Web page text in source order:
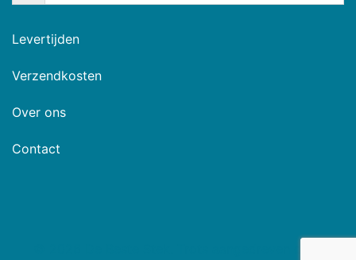
Levertijden
Verzendkosten
Over ons
Contact